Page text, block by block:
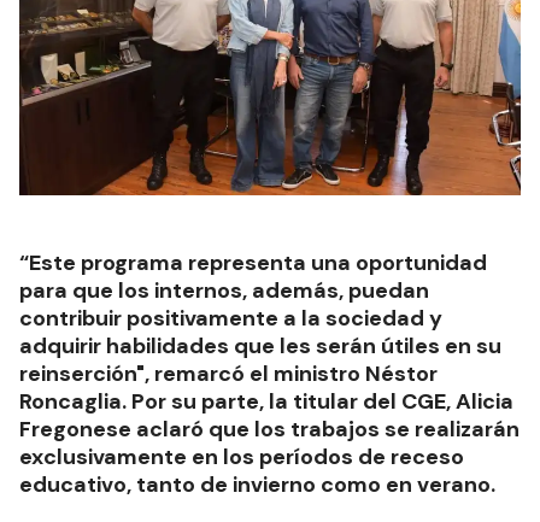
“Este programa representa una oportunidad
para que los internos, además, puedan
contribuir positivamente a la sociedad y
adquirir habilidades que les serán útiles en su
reinserción", remarcó el ministro Néstor
Roncaglia. Por su parte, la titular del CGE, Alicia
Fregonese aclaró que los trabajos se realizarán
exclusivamente en los períodos de receso
educativo, tanto de invierno como en verano.